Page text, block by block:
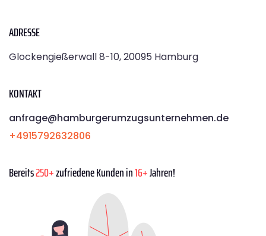
ADRESSE
Glockengießerwall 8-10, 20095 Hamburg
KONTAKT
anfrage@hamburgerumzugsunternehmen.de
+4915792632806
Bereits250+zufriedene Kunden in16+Jahren!